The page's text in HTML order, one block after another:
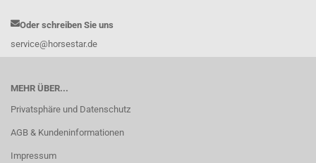
Oder schreiben Sie uns
service@horsestar.de
MEHR ÜBER...
Privatsphäre und Datenschutz
AGB & Kundeninformationen
Impressum